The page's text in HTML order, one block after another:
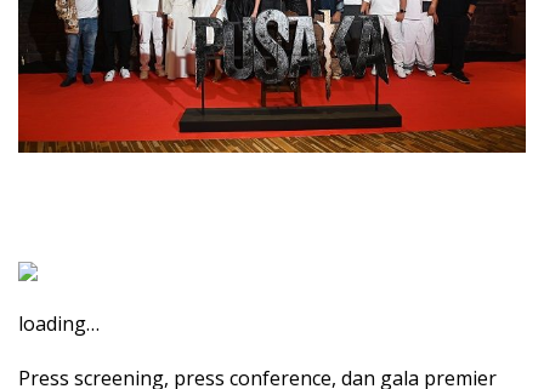
loading…
Press screening, press conference, dan gala premier